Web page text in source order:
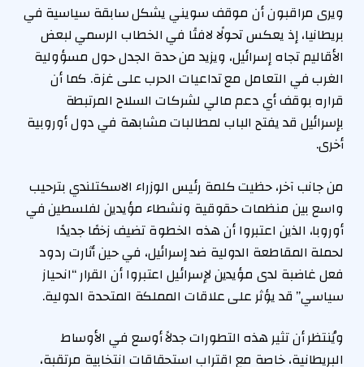
ويرى مراقبون أن موقف سويني يشكل سابقة سياسية في
بريطانيا، إذ يعكس تحولًا لافتًا في الخطاب الرسمي لبعض
الأقاليم تجاه إسرائيل، ويزيد من حدة الجدل حول مسؤولية
الغرب في التعامل مع تداعيات الحرب على غزة. كما أن
قراره بوقف أي دعم مالي لشركات السلاح المرتبطة
بإسرائيل قد يفتح الباب لمطالبات مشابهة في دول أوروبية
أخرى.
من جانب آخر، حظيت كلمة رئيس الوزراء الاسكتلندي بترحيب
واسع بين منظمات حقوقية ونشطاء مؤيدين لفلسطين في
أوروبا، الذين اعتبروا أن هذه الخطوة تضيف زخمًا جديدًا
لحملة المقاطعة الدولية ضد إسرائيل، في حين أثارت ردود
فعل غاضبة لدى مؤيدين لإسرائيل اعتبروا أن القرار “انحياز
سياسي” قد يؤثر على علاقات المملكة المتحدة الدولية.
ويُنتظر أن تثير هذه التطورات جدلاً أوسع في الأوساط
البريطانية، خاصة مع اقتراب استحقاقات انتخابية مرتقبة،